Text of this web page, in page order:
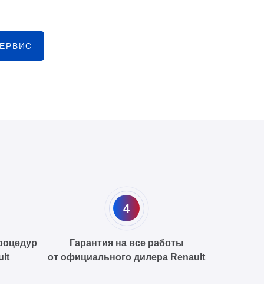
4
Гарантия на все работы
от официального дилера Renault